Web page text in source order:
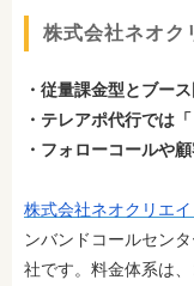
株式会社ネオク
・従量課金型とブー
・テレアポ代行では
・フォローコールや
株式会社ネオクリエイ
ンバンドコールセン
社です。料金体系は